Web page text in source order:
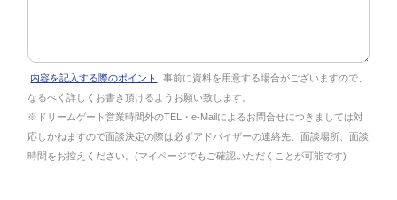
内容を記入する際のポイント
事前に資料を用意する場合がございますので、
なるべく詳しくお書き頂けるようお願い致します。
※ドリームゲート営業時間外のTEL・e-Mailによるお問合せにつきましては対
応しかねますので面談決定の際は必ずアドバイザーの連絡先、面談場所、面談
時間をお控えください。(マイページでもご確認いただくことが可能です)